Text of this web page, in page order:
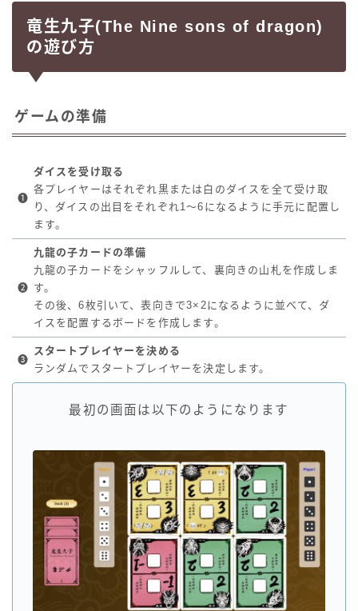
竜生九子(The Nine sons of dragon)
の遊び方
ゲームの準備
❶
ダイスを受け取る
各プレイヤーはそれぞれ黒または白のダイスを全て受け取
り、ダイスの出目をそれぞれ1～6になるように手元に配置し
ます。
❷
九龍の子カードの準備
九龍の子カードをシャッフルして、裏向きの山札を作成しま
す。
その後、6枚引いて、表向きで3×2になるように並べて、ダ
イスを配置するボードを作成します。
❸
スタートプレイヤーを決める
ランダムでスタートプレイヤーを決定します。
最初の画面は以下のようになります